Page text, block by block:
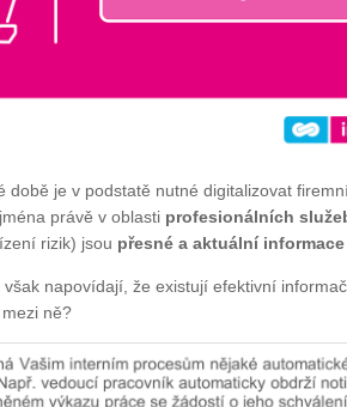
době je v podstatě nutné digitalizovat
právě v oblasti profesionálních
rizik) jsou přesné a aktuální informace
napovídají, že existují efektivní
ně?